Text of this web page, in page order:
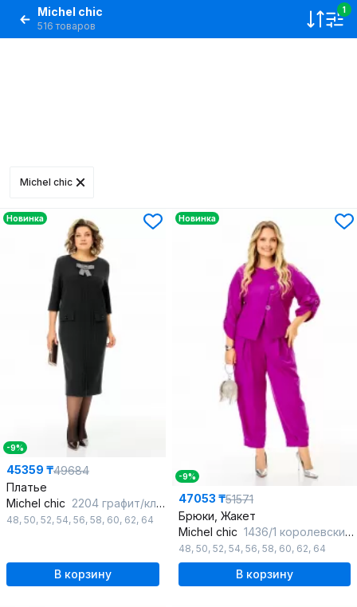
Michel chic
516 товаров
1
Michel chic
Новинка
-9%
45359 ₸49684
Платье
Michel chic 2204 графит/клетка
48, 50, 52, 54, 56, 58, 60, 62, 64
В корзину
Новинка
-9%
47053 ₸51571
Брюки, Жакет
Michel chic 1436/1 королевский_пурпур
48, 50, 52, 54, 56, 58, 60, 62, 64
В корзину